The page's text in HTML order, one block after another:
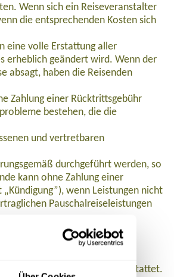
Wenn sich ein Reiseveranstalter
die entsprechenden Kosten sich
eine volle Erstattung aller
erheblich geändert wird. Wenn der
absagt, haben die Reisenden
Zahlung einer Rücktrittsgebühr
bestehen, die die
und vertretbaren
durchgeführt werden, so
kann ohne Zahlung einer
wenn Leistungen nicht
Pauschalreiseleistungen
nicht oder nicht
werden Zahlungen zurückerstattet.